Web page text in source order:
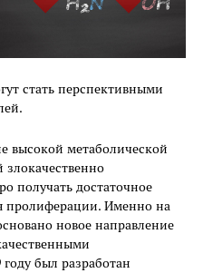
стать перспективными
высокой метаболической
получать достаточное
пролиферации. Именно на
новое направление
был разработан